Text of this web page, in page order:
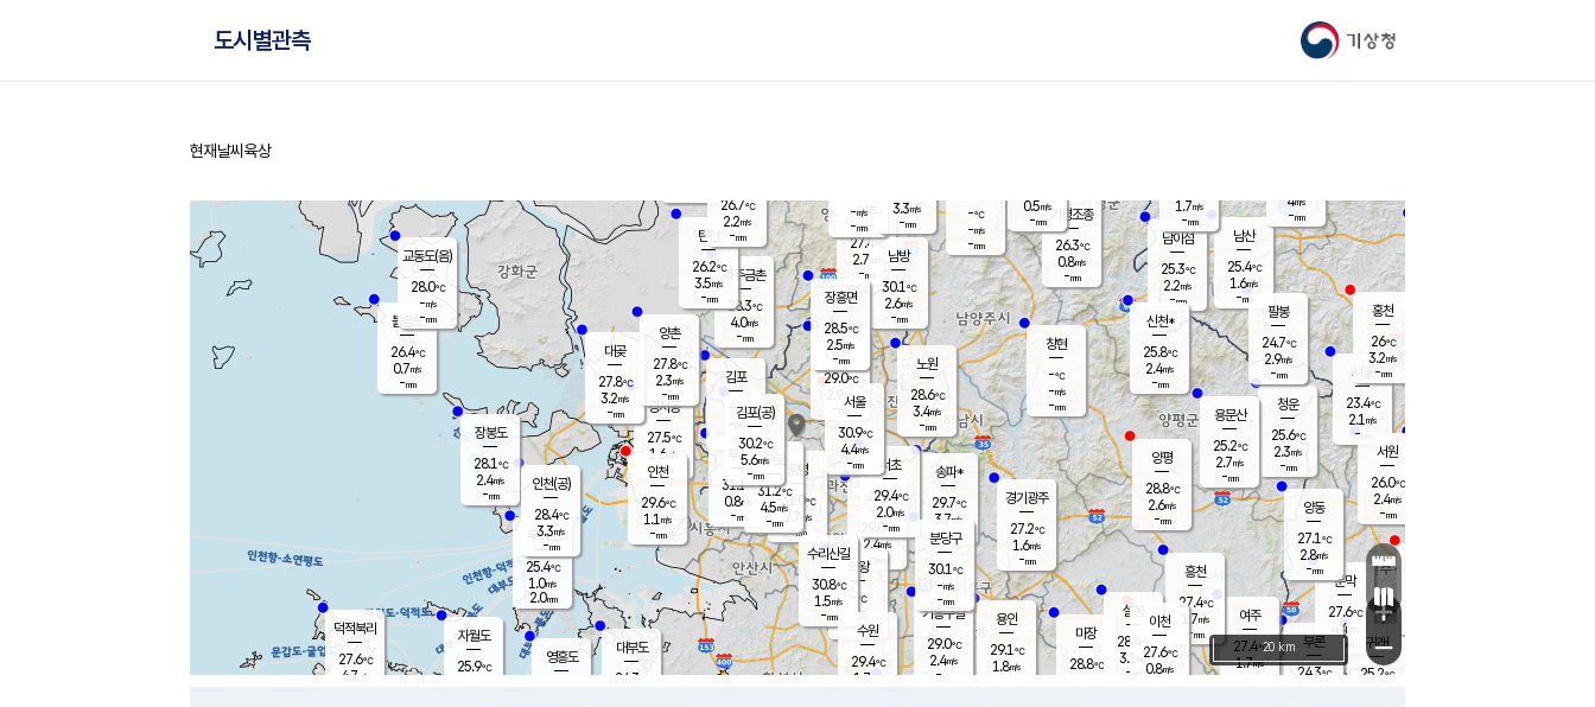
기상청
도시별관측
홈
현재날씨 육상
문막
27.6℃
4.4m/s
mm
남이섬
25.3℃
2.2m/s
-mm
무의도
25.4℃
1.0m/s
2.0mm
영흥도
볼음도
26.4℃
0.7m/s
-mm
자월도
25.9℃
양주
27.4℃
2.7
-mm
부론
24.3℃
과천
29.0℃
2.4m/s
- mm
남산
25.4℃
1.6m/s
-mm
장봉도
28.1℃
2.4m/s
-mm
청운
25.6℃
2.3m/s
-mm
팔봉
24.7℃
2.9m/s
-mm
용인
29.1℃
1.8m/s
여주
27.4℃
1.7m/s
양동
27.1℃
2.8m/s
-mm
경기광주
27.2℃
1.6m/s
-mm
1.7m/s
-mm
대부도
24.3
경서동
27.5℃
1.6 m/s
-mm
파주금촌
28.3℃
4.0m/s
-mm
가평조종
26.3℃
0.8m/s
-mm
-℃
-m/s
-mm
대곶
27.8℃
3.2m/s
-mm
신천*
25.8℃
2.4m/s
-mm
창현
-℃
-m/s
-mm
탄현
26.2℃
3.5m/s
-mm
0.5m/s
-mm
흥천
27.4℃
1.7m/s
-mm
마장
28.8℃
의왕
- ℃
m/s
mm
김포
- ℃
-m/s
mm
설봉
28.4℃
3.1 m/s
- mm
광명
31.0
℃
2.7 m/s
-mm
부천
31.1℃
0.8m/s
-mm
양촌
27.8℃
2.3m/s
-mm
구로
31.2℃
4.5m/s
-mm
은평
29.0℃
2.9 m/s
- mm
노원
28.6℃
3.4m/s
-mm
송파*
29.7℃
3.7m/s
-mm
서초
29.4℃
2.0m/s
-mm
남방
30.1℃
2.6m/s
-mm
기흥구갈
29.0℃
2.4m/s
-
수리산길
30.8℃
1.5m/s
-mm
분당구
30.1℃
-m/s
-mm
장흥면
28.5℃
2.5m/s
-mm
-m/s
-mm
시동
23.4℃
2.1 m/s
- mm
귀래
25.2℃
서원
26.0℃
2.4m/s
-mm
용문산
25.2℃
2.7m/s
-mm
덕적북리
27.6℃
4.7 m/s
인천(공)
28.4℃
3.3m/s
-mm
김포(공)
30.2℃
5.6m/s
-mm
교동도(음)
28.0℃
-m/s
-mm
홍천
26℃
3.2m/s
-mm
이천
27.6℃
0.8m/s
양평
28.8℃
2.6m/s
-mm
수원
29.4℃
1.7 m/s
인천
29.6℃
1.1 m/s
-mm
서울
30.9℃
4.4m/s
-mm
4m/s
-mm
26.7℃
2.2m/s
-mm
3.3m/s
-mm
+
−
20 km